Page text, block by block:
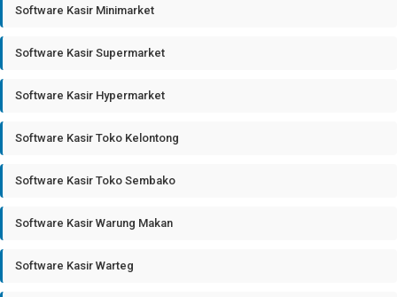
Software Kasir Minimarket
Software Kasir Supermarket
Software Kasir Hypermarket
Software Kasir Toko Kelontong
Software Kasir Toko Sembako
Software Kasir Warung Makan
Software Kasir Warteg